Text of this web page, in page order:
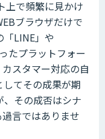
上で頻繁に見かけ
ブラウザだけで
「LINE」や
たプラットフォー
スタマー対応の自
てその成果が期
その成否はシナ
言ではありませ